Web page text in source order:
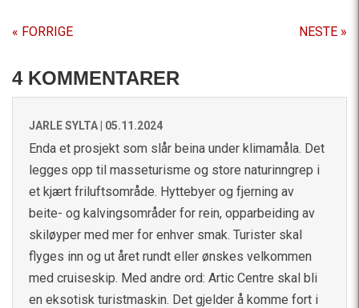
« FORRIGE NESTE »
4 KOMMENTARER
JARLE SYLTA | 05.11.2024
Enda et prosjekt som slår beina under klimamåla. Det
legges opp til masseturisme og store naturinngrep i
et kjært friluftsområde. Hyttebyer og fjerning av
beite- og kalvingsområder for rein, opparbeiding av
skiløyper med mer for enhver smak. Turister skal
flyges inn og ut året rundt eller ønskes velkommen
med cruiseskip. Med andre ord: Artic Centre skal bli
en eksotisk turistmaskin. Det gjelder å komme fort i